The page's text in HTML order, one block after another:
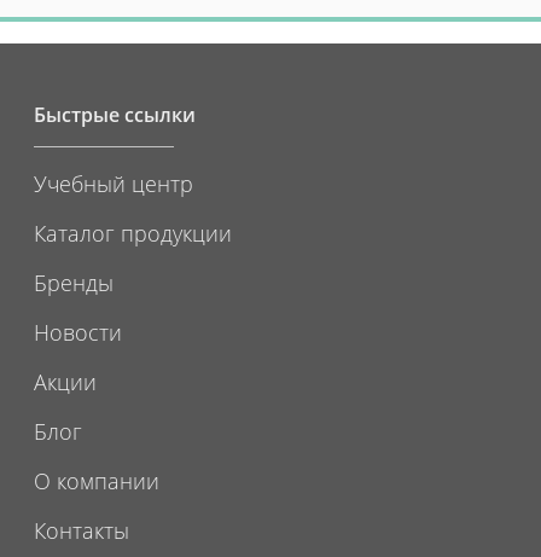
Быстрые ссылки
Учебный центр
Каталог продукции
Бренды
Новости
Акции
Блог
О компании
Контакты